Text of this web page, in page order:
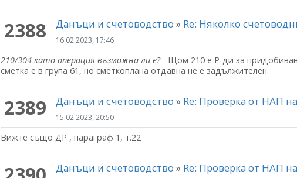
2388 Данъци и счетоводство » Re: Няколко
16.02.2023, 17:46
210/304 като операция възможна ли е?- Щом 210 е Р-ди за
сметка е в група 61, но сметкоплана отдавна не е задължителен.
2389 Данъци и счетоводство » Re: Проверка от НАП
15.02.2023, 20:50
Вижте също ДР , параграф 1, т.22
Данъци и счетоводство » Re: Проверка от НАП